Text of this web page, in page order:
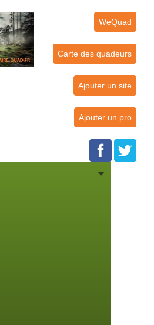
WeQuad
Carte des quadeurs
Ajouter un site
Ajouter un pro